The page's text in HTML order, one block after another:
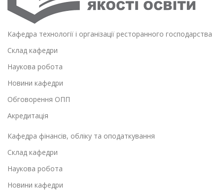
Кафедра технології і організації ресторанного господарства
Склад кафедри
Наукова робота
Новини кафедри
Обговорення ОПП
Акредитація
Кафедра фінансів, обліку та оподаткування
Склад кафедри
Наукова робота
Новини кафедри